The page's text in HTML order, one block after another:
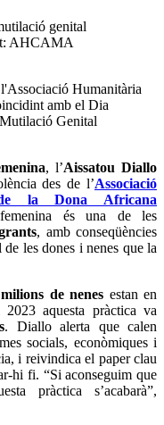
genital
AHCAMA
Humanitària
amb el Dia
Genital
, l’Aissatou Diallo
des de l’Associació
la Dona Africana
és una de les
, amb conseqüències
les dones i nenes que la
de nenes estan en
aquesta pràctica va
. Diallo alerta que calen
socials, econòmiques i
i reivindica el paper clau
hi fi. “Si aconseguim que
pràctica s’acabarà”,